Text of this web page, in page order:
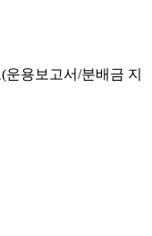
(운용보고서/분배금 지